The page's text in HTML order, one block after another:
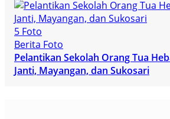
5 Foto
Berita Foto
Pelantikan Sekolah Orang Tua
Janti, Mayangan, dan Sukosari